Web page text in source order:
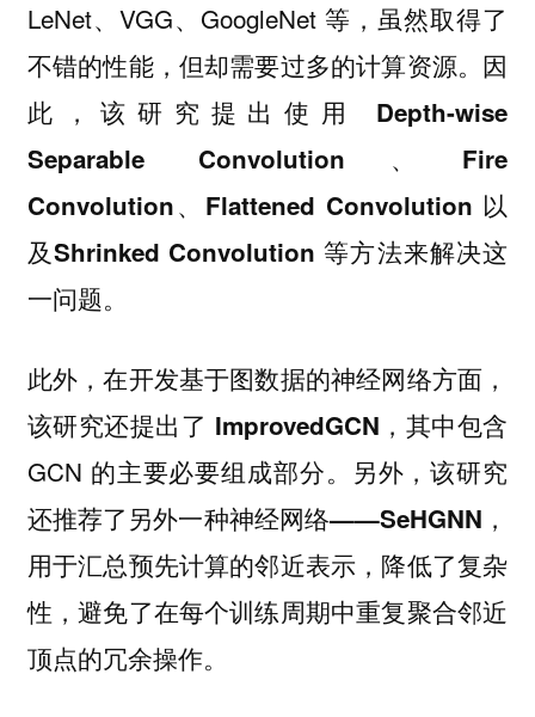
LeNet、VGG、GoogleNet 等，虽然取得了
不错的性能，但却需要过多的计算资源。因
此，该研究提出使用 Depth-wise
Separable Convolution、Fire
Convolution、Flattened Convolution 以
及Shrinked Convolution 等方法来解决这
一问题。
此外，在开发基于图数据的神经网络方面，
该研究还提出了 ImprovedGCN， 其中包含
GCN 的主要必要组成部分。另外，该研究
还推荐了 另外一种神经网络——SeHGNN ，
用于汇总预先计算的邻近表示，降低了复杂
性，避免了在每个训练周期中重复聚合邻近
顶点的冗余操作。